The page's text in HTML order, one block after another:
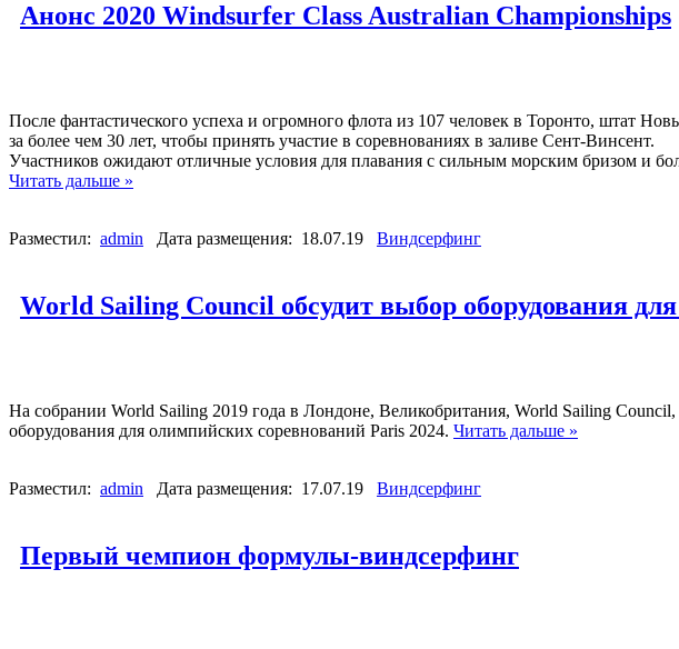
Анонс 2020 Windsurfer Class Australian Championships
После фантастического успеха и огромного флота из 107 человек в Торонто, штат
за более чем 30 лет, чтобы принять участие в соревнованиях в заливе Сент-Винсент.
Участников ожидают отличные условия для плавания с сильным морским бризом и
Читать дальше »
Разместил: admin Дата размещения: 18.07.19 Виндсерфинг
World Sailing Council обсудит выбор оборудования
На собрании World Sailing 2019 года в Лондоне, Великобритания, World Sailing
оборудования для олимпийских соревнований Paris 2024. Читать дальше »
Разместил: admin Дата размещения: 17.07.19 Виндсерфинг
Первый чемпион формулы-виндсерфинг